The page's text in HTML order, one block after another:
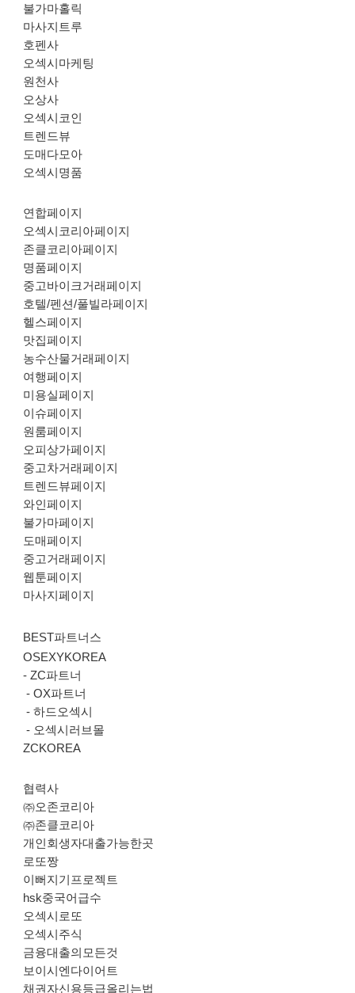
불가마홀릭
마사지트루
호펜사
오섹시마케팅
원천사
오상사
오섹시코인
트렌드뷰
도매다모아
오섹시명품
연합페이지
오섹시코리아페이지
존클코리아페이지
명품페이지
중고바이크거래페이지
호텔/펜션/풀빌라페이지
헬스페이지
맛집페이지
농수산물거래페이지
여행페이지
미용실페이지
이슈페이지
원룸페이지
오피상가페이지
중고차거래페이지
트렌드뷰페이지
와인페이지
불가마페이지
도매페이지
중고거래페이지
웹툰페이지
마사지페이지
BEST파트너스
OSEXYKOREA
-ZC파트너
-OX파트너
-하드오섹시
- 오섹시러브몰
ZCKOREA
협력사
㈜오존코리아
㈜존클코리아
개인회생자대출가능한곳
로또짱
이뻐지기프로젝트
hsk중국어급수
오섹시로또
오섹시주식
금융대출의모든것
보이시엔다이어트
채권자신용등급올리는법